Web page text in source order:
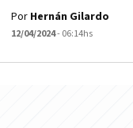
Por Hernán Gilardo
12/04/2024- 06:14hs